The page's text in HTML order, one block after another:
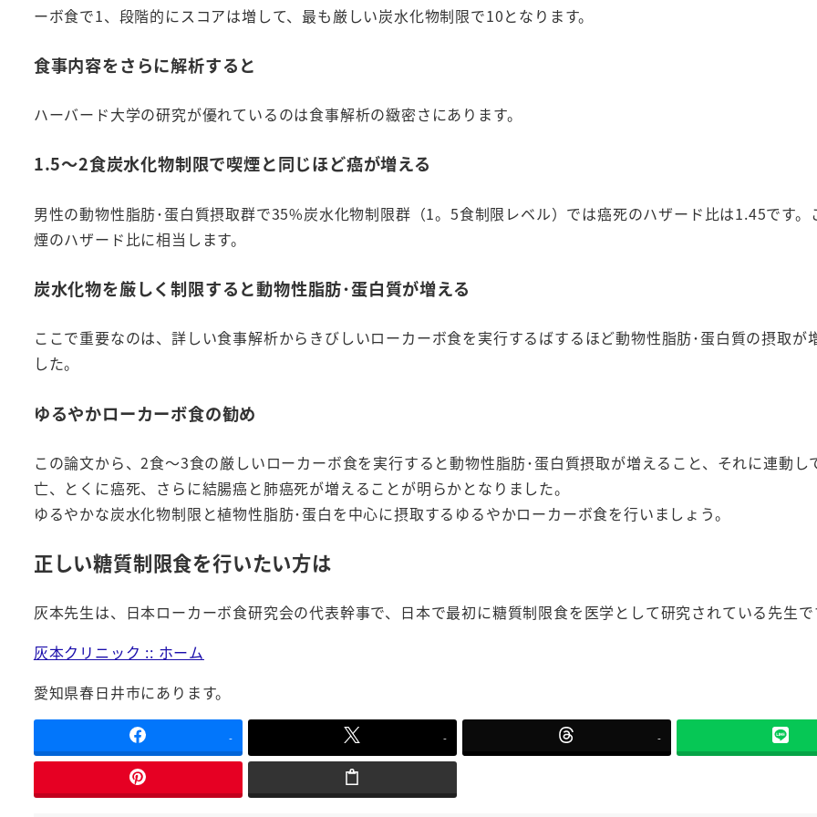
ーボ食で1、段階的にスコアは増して、最も厳しい炭水化物制限で10となります。
食事内容をさらに解析すると
ハーバード大学の研究が優れているのは食事解析の緻密さにあります。
1.5～2食炭水化物制限で喫煙と同じほど癌が増える
男性の動物性脂肪･蛋白質摂取群で35%炭水化物制限群（1。5食制限レベル）では癌死のハザード比は1.45です。
煙のハザード比に相当します。
炭水化物を厳しく制限すると動物性脂肪･蛋白質が増える
ここで重要なのは、詳しい食事解析からきびしいローカーボ食を実行するばするほど動物性脂肪･蛋白質の摂取が
した。
ゆるやかローカーボ食の勧め
この論文から、2食～3食の厳しいローカーボ食を実行すると動物性脂肪･蛋白質摂取が増えること、それに連動し
亡、とくに癌死、さらに結腸癌と肺癌死が増えることが明らかとなりました。
ゆるやかな炭水化物制限と植物性脂肪･蛋白を中心に摂取するゆるやかローカーボ食を行いましょう。
正しい糖質制限食を行いたい方は
灰本先生は、日本ローカーボ食研究会の代表幹事で、日本で最初に糖質制限食を医学として研究されている先生で
灰本クリニック :: ホーム
愛知県春日井市にあります。
- - -